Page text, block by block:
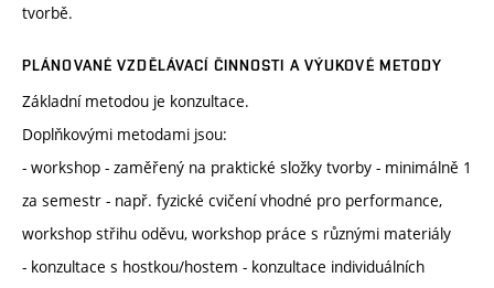
tvorbě.
PLÁNOVANÉ VZDĚLÁVACÍ ČINNOSTI A VÝUKOVÉ METODY
Základní metodou je konzultace.
Doplňkovými metodami jsou:
- workshop - zaměřený na praktické složky tvorby - minimálně 1
za semestr - např. fyzické cvičení vhodné pro performance,
workshop střihu oděvu, workshop práce s různými materiály
- konzultace s hostkou/hostem - konzultace individuálních